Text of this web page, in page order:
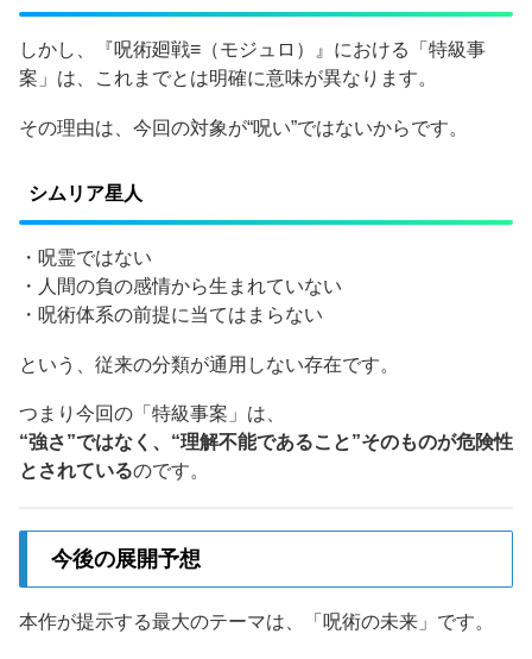
しかし、『呪術廻戦≡（モジュロ）』における「特級事
案」は、これまでとは明確に意味が異なります。
その理由は、今回の対象が“呪い”ではないからです。
シムリア星人
・呪霊ではない
・人間の負の感情から生まれていない
・呪術体系の前提に当てはまらない
という、従来の分類が通用しない存在です。
つまり今回の「特級事案」は、
“強さ”ではなく、“理解不能であること”そのものが危険性
とされているのです。
今後の展開予想
本作が提示する最大のテーマは、「呪術の未来」です。